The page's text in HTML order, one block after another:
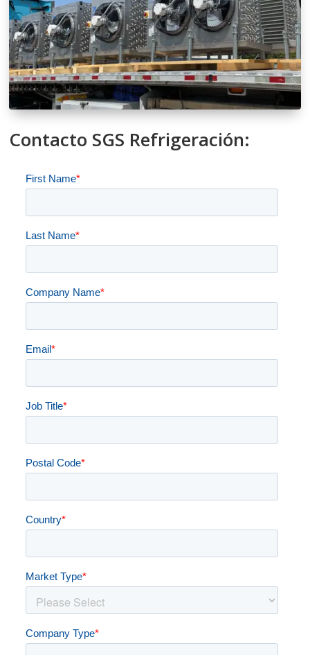
Contacto SGS Refrigeración: